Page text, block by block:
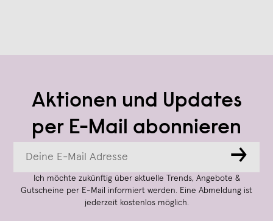
Aktionen und Updates
per E-Mail abonnieren
→
Ich möchte zukünftig über aktuelle Trends, Angebote &
Gutscheine per E-Mail informiert werden. Eine Abmeldung ist
jederzeit kostenlos möglich.